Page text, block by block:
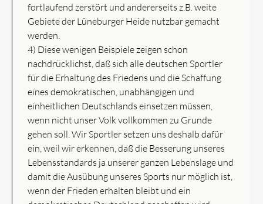
fortlaufend zerstört und andererseits z.B. weite
Gebiete der Lüneburger Heide nutzbar gemacht
werden.
4) Diese wenigen Beispiele zeigen schon
nachdrücklichst, daß sich alle deutschen Sportler
für die Erhaltung des Friedens und die Schaffung
eines demokratischen, unabhängigen und
einheitlichen Deutschlands einsetzen müssen,
wenn nicht unser Volk vollkommen zu Grunde
gehen soll. Wir Sportler setzen uns deshalb dafür
ein, weil wir erkennen, daß die Besserung unseres
Lebensstandards ja unserer ganzen Lebenslage und
damit die Ausübung unseres Sports nur möglich ist,
wenn der Frieden erhalten bleibt und ein